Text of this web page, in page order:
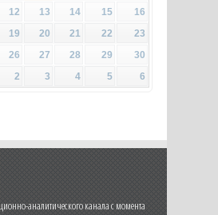
12 13 14 15
16
19 20 21 22
23
26 27 28 29
30
2 3 4 5 6
аналитического канала с момента